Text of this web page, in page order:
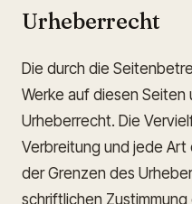
Urheberrecht
Die durch die
Werke auf diesen
Urheberrecht. Die
Verbreitung und jede
der Grenzen des
schriftlichen